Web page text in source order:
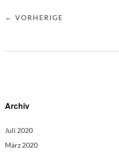
← VORHERIGE
Archiv
Juli 2020
März 2020